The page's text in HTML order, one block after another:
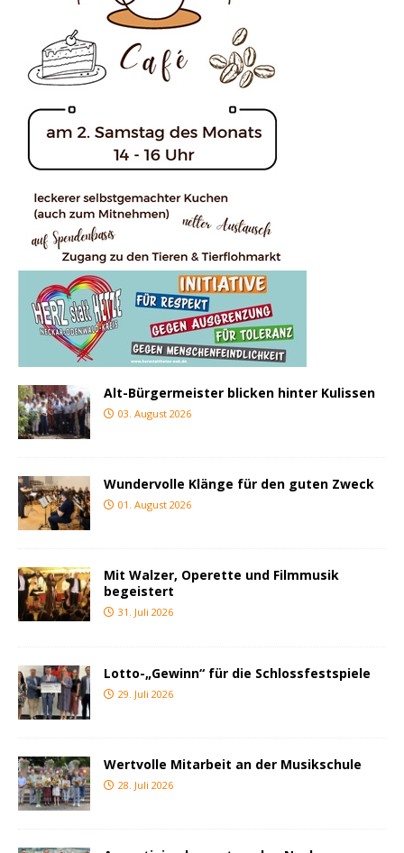
Alt-Bürgermeister blicken hinter Kulissen
03. August 2026
Wundervolle Klänge für den guten Zweck
01. August 2026
Mit Walzer, Operette und Filmmusik
begeistert
31. Juli 2026
Lotto-„Gewinn“ für die Schlossfestspiele
29. Juli 2026
Wertvolle Mitarbeit an der Musikschule
28. Juli 2026